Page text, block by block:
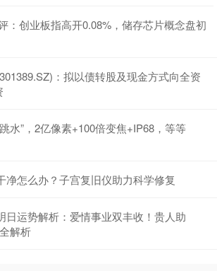
：创业板指高开0.08%，储存芯片概念盘初
：拟以债转股及现金方式向全资
水”，2亿像素+100倍变焦+IP68，等等
净怎么办？子宫复旧仪助力科学修复
日运势解析：爱情事业双丰收！贵人助
解析